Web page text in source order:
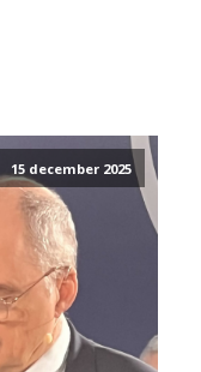
15 december 2025